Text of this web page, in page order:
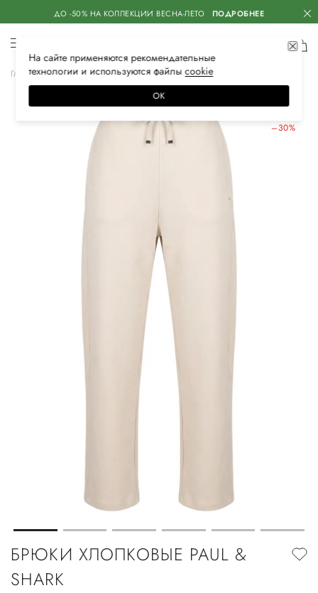
ДО -50% НА КОЛЛЕКЦИИ ВЕСНА-ЛЕТО ПОДРОБНЕЕ
Главная Женская Одежда Спортивная одежда
–30%
БРЮКИ ХЛОПКОВЫЕ PAUL &
SHARK
На сайте применяются рекомендательные
технологии и используются файлысооkiе
ОК